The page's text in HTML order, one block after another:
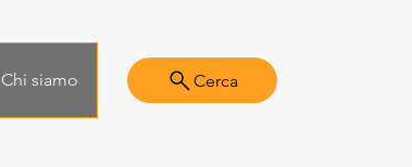
Chi siamo Cerca